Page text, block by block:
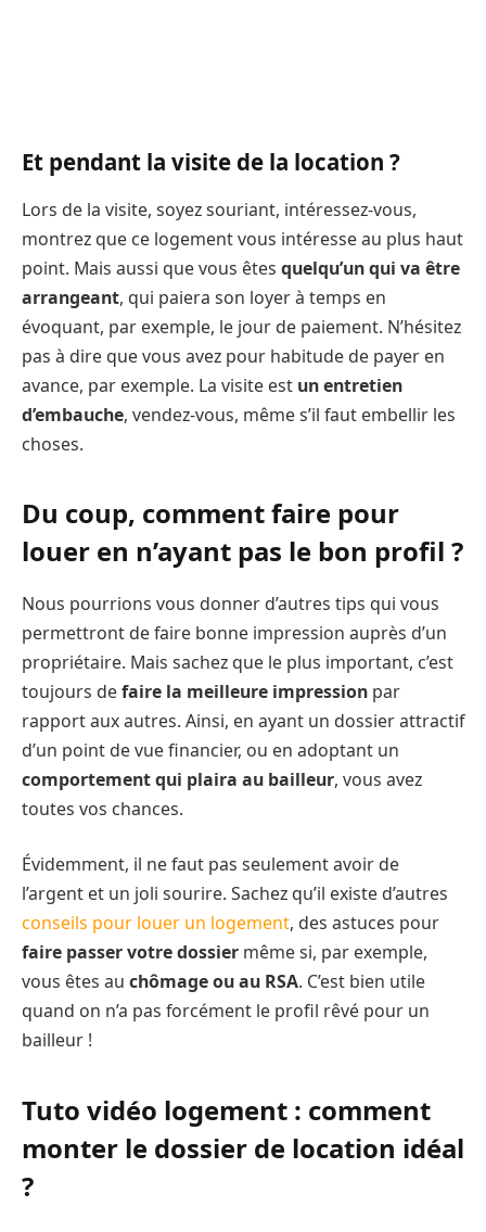
Et pendant la visite de la location ?
Lors de la visite, soyez souriant, intéressez-vous,
montrez que ce logement vous intéresse au plus haut
point. Mais aussi que vous êtes quelqu’un qui va être
arrangeant, qui paiera son loyer à temps en
évoquant, par exemple, le jour de paiement. N’hésitez
pas à dire que vous avez pour habitude de payer en
avance, par exemple. La visite est un entretien
d’embauche, vendez-vous, même s’il faut embellir les
choses.
Du coup, comment faire pour
louer en n’ayant pas le bon profil ?
Nous pourrions vous donner d’autres tips qui vous
permettront de faire bonne impression auprès d’un
propriétaire. Mais sachez que le plus important, c’est
toujours defaire la meilleure impression par
rapport aux autres. Ainsi, en ayant un dossier attractif
d’un point de vue financier, ou en adoptant un
comportement qui plaira au bailleur, vous avez
toutes vos chances.
Évidemment, il ne faut pas seulement avoir de
l’argent et un joli sourire. Sachez qu’il existe d’autres
conseils pour louer un logement, des astuces pour
faire passer votre dossier même si, par exemple,
vous êtes au chômage ou au RSA. C’est bien utile
quand on n’a pas forcément le profil rêvé pour un
bailleur !
Tuto vidéo logement : comment
monter le dossier de location idéal
?